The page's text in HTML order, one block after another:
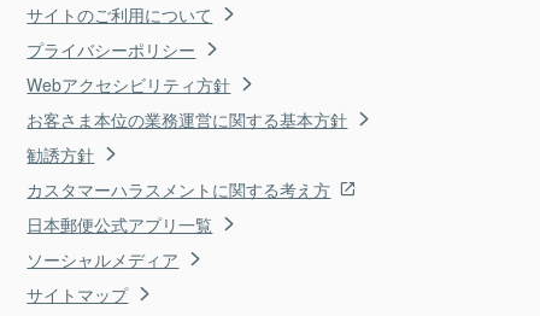
サイトのご利用について
プライバシーポリシー
Webアクセシビリティ方針
お客さま本位の業務運営に関する基本方針
勧誘方針
カスタマーハラスメントに関する考え方
日本郵便公式アプリ一覧
ソーシャルメディア
サイトマップ